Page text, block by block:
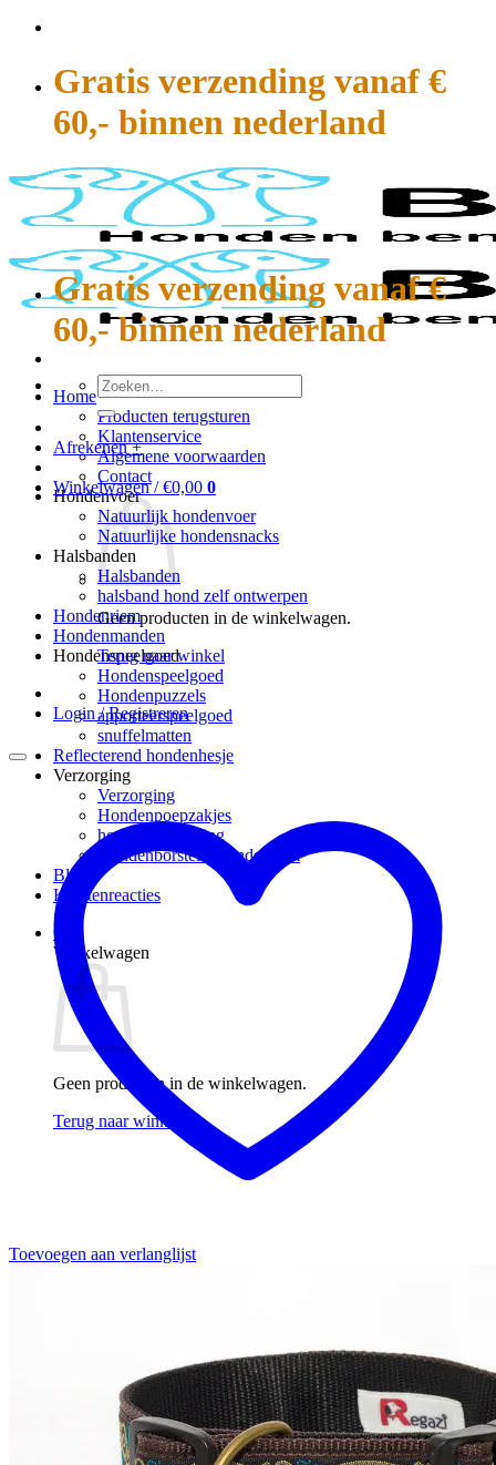
Gratis verzending vanaf €
60,- binnen nederland
Home
Producten terugsturen
Klantenservice
Algemene voorwaarden
Contact
Hondenvoer
Natuurlijk hondenvoer
Natuurlijke hondensnacks
Halsbanden
Halsbanden
halsband hond zelf ontwerpen
Hondenriem
Hondenmanden
Hondenspeelgoed
Hondenspeelgoed
Hondenpuzzels
apporteerspeelgoed
snuffelmatten
Reflecterend hondenhesje
Verzorging
Verzorging
Hondenpoepzakjes
hondenverzorging
Hondenborstel – hondenkam
Blog
Klantenreacties
0
Winkelwagen
Geen producten in de winkelwagen.
Terug naar winkel
Gratis verzending vanaf €
60,- binnen nederland
Zoeken
naar:
Afrekenen +
Winkelwagen /€0,00 0
Geen producten in de winkelwagen.
Terug naar winkel
Login / Registreren
Toevoegen aan verlanglijst